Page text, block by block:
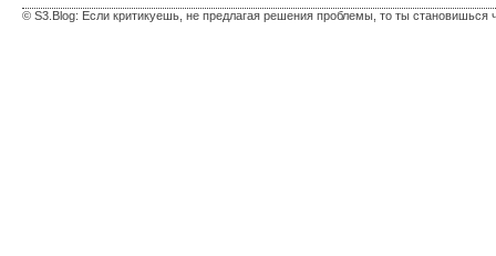
© S3.Blog: Если критикуешь, не предлагая решения проблемы, то ты становишься